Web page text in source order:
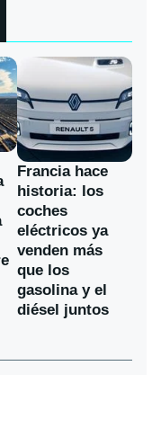
Francia hace
historia: los
coches
eléctricos ya
venden más
que los
gasolina y el
diésel juntos